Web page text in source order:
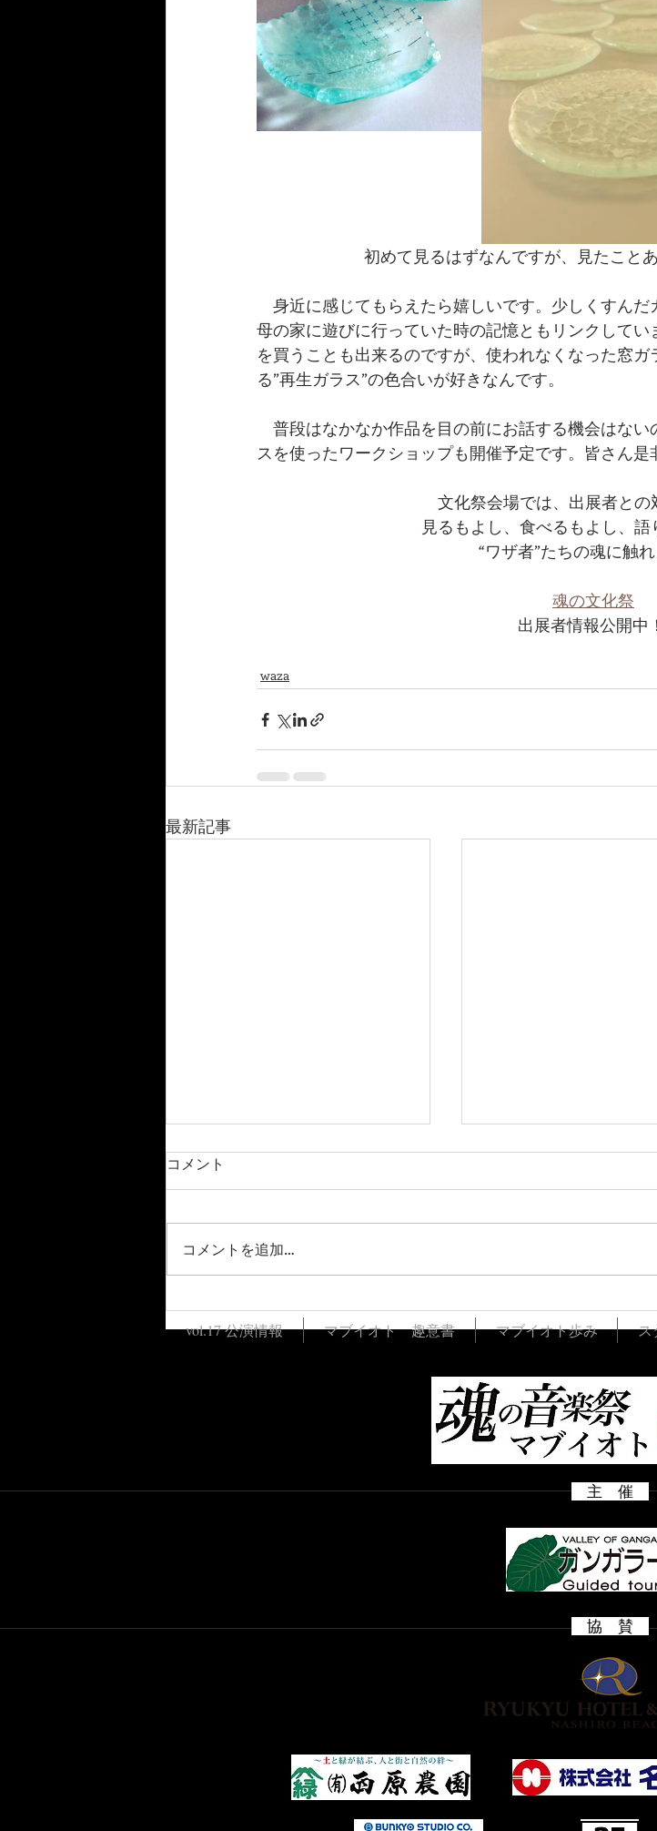
初めて見るはずなんですが、見たこと
身近に感じてもらえたら嬉しいです。少しくすんだ
母の家に遊びに行っていた時の記憶ともリンクして
を買うことも出来るのですが、使われなくなった窓
る”再生ガラス”の色合いが好きなんです。
普段はなかなか作品を目の前にお話する機会はない
スを使ったワークショップも開催予定です。皆さん是
文化祭会場では、出展者との
見るもよし、食べるもよし、語
“ワザ者”たちの魂に触れ
魂の文化祭
出展者情報公開中！
waza
最新記事
目 開催時間変更のお知らせ
ット」のワザ者
TRATTORIA DI
コメント
コメントを追加…
vol.17 公演情報 マブイオト 趣意書 マブイオト歩み ス
主 催
​ 協 賛